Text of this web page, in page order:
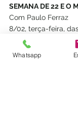
SEMANA DE 22 E O
Com Paulo Ferraz
8/02, terça-feira,
Com Bruna Della
22/02, terça-feira,
Whatsapp